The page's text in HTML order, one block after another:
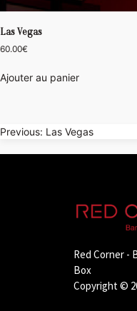
Las Vegas
60.00€
Ajouter au panier
Navigation
de
Previous: Las Vegas
Red Corner -
Box
Copyright ©